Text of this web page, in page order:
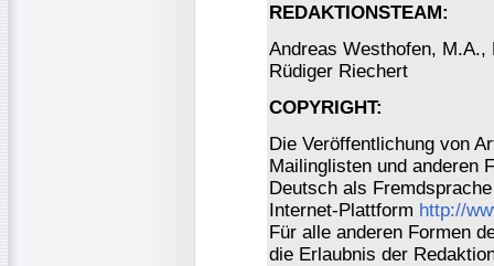
REDAKTIONSTEAM:
Andreas Westhofen, M.A.,
Rüdiger Riechert
COPYRIGHT:
Die Veröffentlichung von
Mailinglisten und anderen
Deutsch als
Internet-Plattform http://
Für alle anderen Formen
die Erlaubnis der